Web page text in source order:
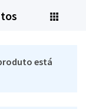
está